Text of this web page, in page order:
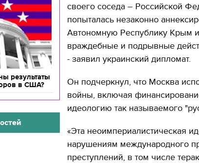
результаты
в США?
своего соседа – Российской
попыталась незаконно
Автономную Республику Крым
враждебные и подрывные
- заявил украинский дипломат.
Он подчеркнул, что Москва
войны, включая
идеологию так называемого
«Эта неоимпериалистическая
нарушениям международного
преступлений, в том числе